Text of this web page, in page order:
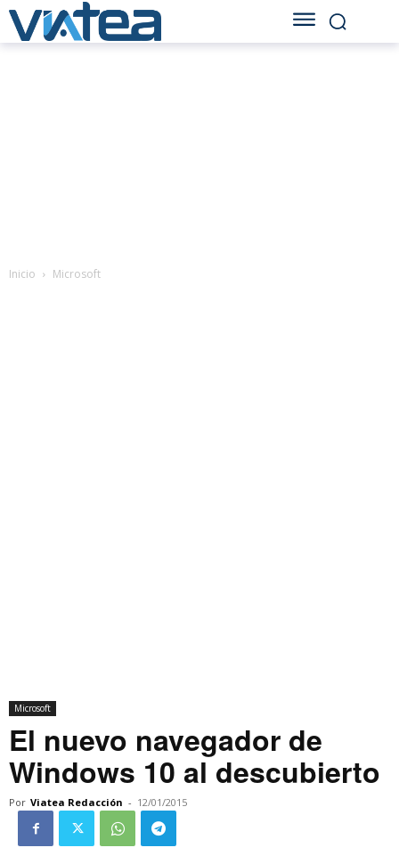
Inicio Microsoft
Microsoft
El nuevo navegador de
Windows 10 al descubierto
Por Viatea Redacción - 12/01/2015